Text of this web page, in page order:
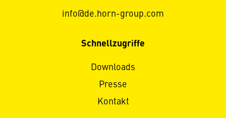
info@de.horn-group.com
Schnellzugriffe
Downloads
Presse
Kontakt